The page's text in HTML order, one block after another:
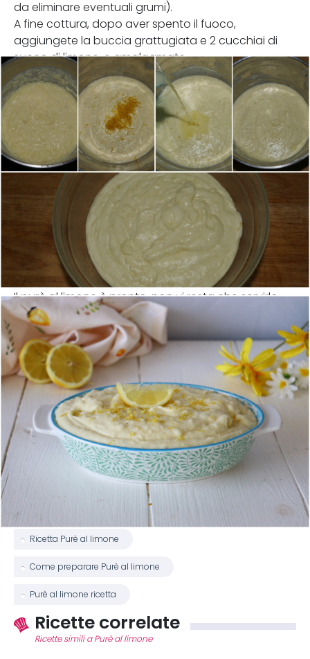
da eliminare eventuali grumi).
A fine cottura, dopo aver spento il fuoco,
aggiungete la buccia grattugiata e 2 cucchiai di
succo di limone, e amalgamate.
Il purè al limone è pronto, non vi resta che servirlo.
Ricetta Purè al limone
Come preparare Purè al limone
Purè al limone ricetta
Ricette correlate
Ricette simili a Purè al limone